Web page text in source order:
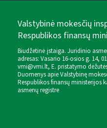
Valstybinė mokesčių
Respublikos finansų
Biudžetinė įstaiga. Juridinio
adresas: Vasario 16-osios g. 14,
vmi@vmi.lt, E. pristatymo
Duomenys apie Valstybinę
Respublikos finansų ministerijos
asmenų registre